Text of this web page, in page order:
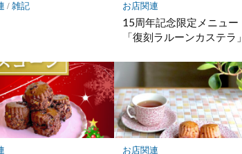
/雑記 お店関連
15周年記念限定メニュー
「復刻ラルーンカステラ」
お店関連